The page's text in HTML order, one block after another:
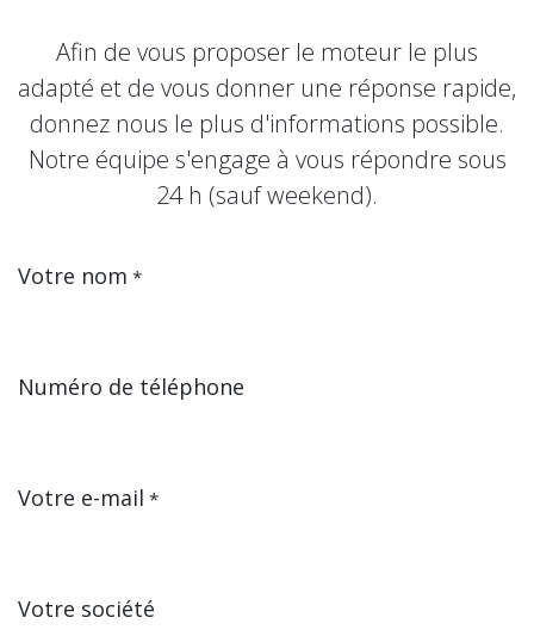
Afin de vous proposer le moteur le plus
adapté et de vous donner une réponse rapide,
donnez nous le plus d'informations possible.
Notre équipe s'engage à vous répondre sous
24 h (sauf weekend).
Votre nom *
Numéro de téléphone
Votre e-mail *
Votre société